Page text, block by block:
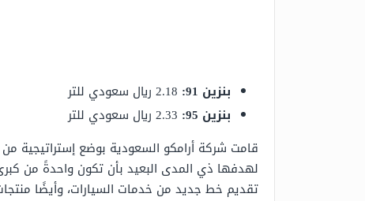
بنزين 91:
2.18 ريال سعودي للتر
بنزين 95:
2.33 ريال سعودي للتر
قامت شركة أرامكو السعودية بوضع إستراتيجية من
لهدفها ذي المدى البعيد بأن تكون واحدةً من
تقديم خط جديد من خدمات السيارات، وأيضًا